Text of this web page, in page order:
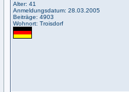
Alter: 41
Anmeldungsdatum: 28.03.2005
Beiträge: 4903
Wohnort: Troisdorf